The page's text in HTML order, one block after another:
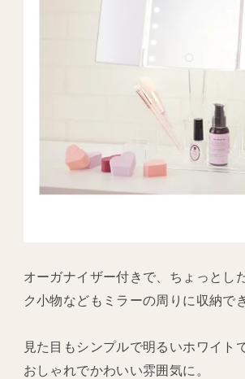
オーガナイザー付きで、ちょっとし
ク小物などもミラーの周りに収納で
見た目もシンプルで明るいホワイト
おしゃれでかわいい雰囲気に。